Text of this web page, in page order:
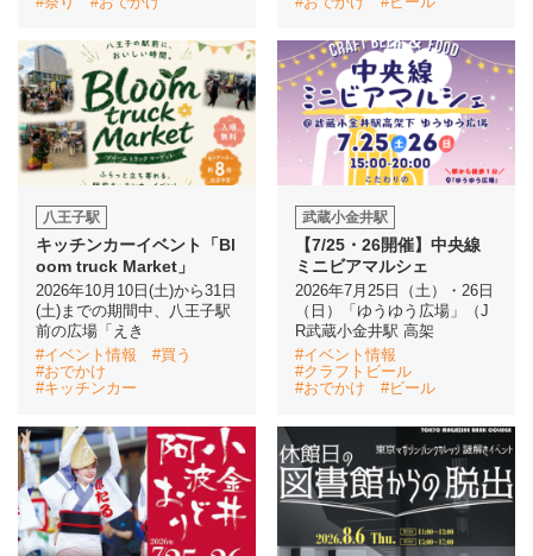
八王子駅
キッチンカーイベント「Bl
oom truck Market」
2026年10月10日(土)から31日
(土)までの期間中、八王子駅
前の広場「えき
#イベント情報
#買う
#おでかけ
#キッチンカー
武蔵小金井駅
【7/25・26開催】中央線
ミニビアマルシェ
2026年7月25日（土）・26日
（日）「ゆうゆう広場」（J
R武蔵小金井駅 高架
#イベント情報
#クラフトビール
#おでかけ
#ビール